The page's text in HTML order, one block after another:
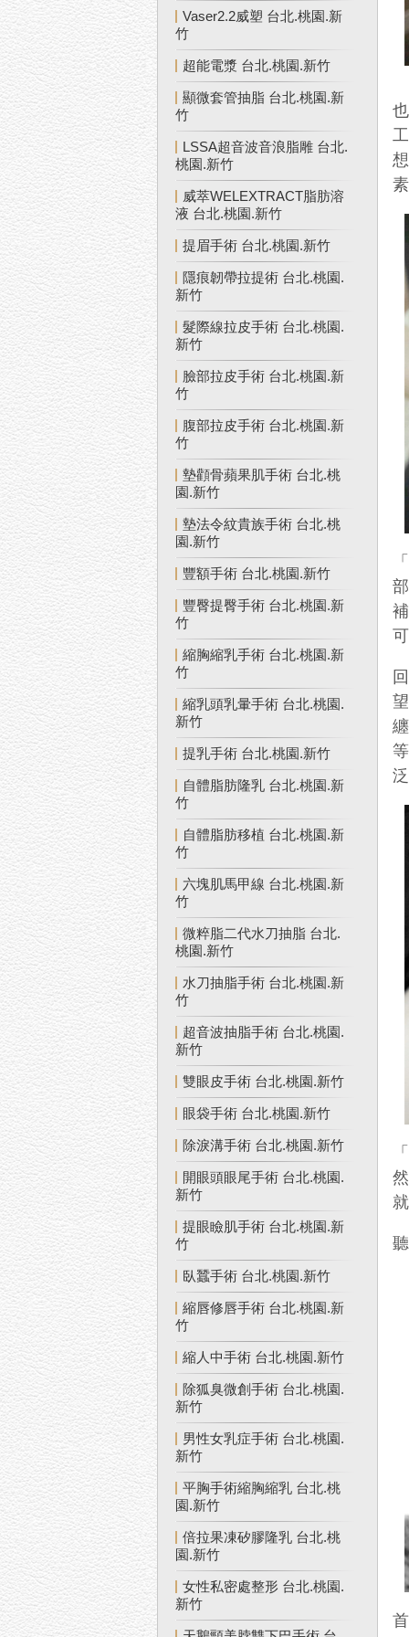
Vaser2.2威塑 台北.桃園.新
竹
超能電漿 台北.桃園.新竹
顯微套管抽脂 台北.桃園.新
竹
LSSA超音波音浪脂雕 台北.
桃園.新竹
威萃WELEXTRACT脂肪溶
液 台北.桃園.新竹
提眉手術 台北.桃園.新竹
隱痕韌帶拉提術 台北.桃園.
新竹
髮際線拉皮手術 台北.桃園.
新竹
臉部拉皮手術 台北.桃園.新
竹
腹部拉皮手術 台北.桃園.新
竹
墊顴骨蘋果肌手術 台北.桃
園.新竹
墊法令紋貴族手術 台北.桃
園.新竹
豐額手術 台北.桃園.新竹
豐臀提臀手術 台北.桃園.新
竹
縮胸縮乳手術 台北.桃園.新
竹
縮乳頭乳暈手術 台北.桃園.
新竹
提乳手術 台北.桃園.新竹
自體脂肪隆乳 台北.桃園.新
竹
自體脂肪移植 台北.桃園.新
竹
六塊肌馬甲線 台北.桃園.新
竹
微粹脂二代水刀抽脂 台北.
桃園.新竹
水刀抽脂手術 台北.桃園.新
竹
超音波抽脂手術 台北.桃園.
新竹
雙眼皮手術 台北.桃園.新竹
眼袋手術 台北.桃園.新竹
除淚溝手術 台北.桃園.新竹
開眼頭眼尾手術 台北.桃園.
新竹
提眼瞼肌手術 台北.桃園.新
竹
臥蠶手術 台北.桃園.新竹
縮唇修唇手術 台北.桃園.新
竹
縮人中手術 台北.桃園.新竹
除狐臭微創手術 台北.桃園.
新竹
男性女乳症手術 台北.桃園.
新竹
平胸手術縮胸縮乳 台北.桃
園.新竹
倍拉果凍矽膠隆乳 台北.桃
園.新竹
女性私密處整形 台北.桃園.
新竹